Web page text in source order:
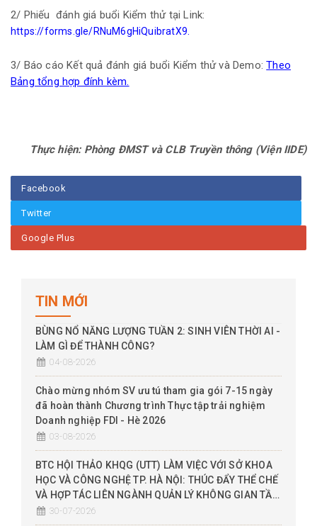
2/ Phiếu đánh giá buổi Kiểm thử tại Link:
https://forms.gle/RNuM6gHiQuibratX9
3/ Báo cáo Kết quả đánh giá buổi Kiểm thử và Demo:Theo
Bảng tổng hợp đính kèm.
Thực hiện: Phòng ĐMST và CLB Truyền thông (Viện IIDE)
Facebook
Twitter
Google Plus
TIN MỚI
BÙNG NỔ NĂNG LƯỢNG TUẦN 2: SINH VIÊN THỜI AI -
LÀM GÌ ĐỂ THÀNH CÔNG?
04-08-2026
Chào mừng nhóm SV ưu tú tham gia gói 7-15 ngày
đã hoàn thành Chương trình Thực tập trải nghiệm
Doanh nghiệp FDI - Hè 2026
03-08-2026
BTC HỘI THẢO KHQG (UTT) LÀM VIỆC VỚI SỞ KHOA
HỌC VÀ CÔNG NGHỆ TP. HÀ NỘI: THÚC ĐẨY THỂ CHẾ
VÀ HỢP TÁC LIÊN NGÀNH QUẢN LÝ KHÔNG GIAN TẦM
THẤP (UTM), ĐỀ XUẤT THỬ NGHIỆM SANDBOX
30-07-2026